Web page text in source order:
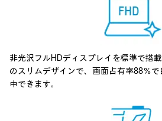
非光沢フルHDディスプレイを標準で搭
のスリムデザインで、画面占有率88％
中できます。